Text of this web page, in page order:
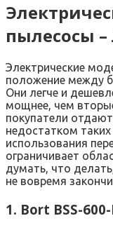
пылесосы
Электрические
положение между
Они легче и
мощнее, чем
покупатели
недостатком
использования
ограничивает
думать, что
не вовремя
1. Bort BSS-